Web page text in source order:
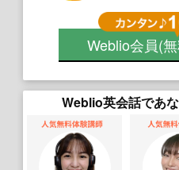
Weblio会員(
Weblio英会話であ